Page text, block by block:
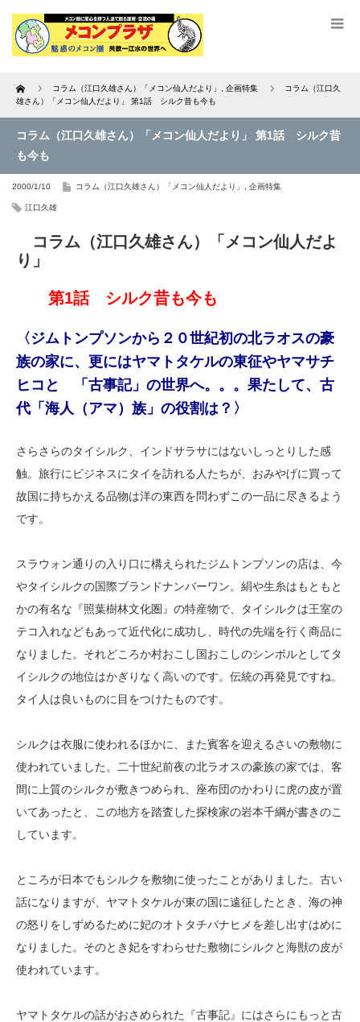
Home コラム（江口久雄さん）「メコン仙人だより」 企画特集
コラム（江口久
雄さん）「メコン仙人だより」 第1話 シルク昔も今も
コラム（江口久雄さん）「メコン仙人だより」 第1話 シルク昔
も今も
2000/1/10 コラム（江口久雄さん）「メコン仙人だより」 企画特集
江口久雄
コラム（江口久雄さん）「メコン仙人だよ
り」
第1話 シルク昔も今も
〈ジムトンプソンから２０世紀初の北ラオスの豪
族の家に、更にはヤマトタケルの東征やヤマサチ
ヒコと 「古事記」の世界へ。。。果たして、古
代「海人（アマ）族」の役割は？〉
さらさらのタイシルク、インドサラサにはないしっとりした感
触。旅行にビジネスにタイを訪れる人たちが、おみやげに買って
故国に持ちかえる品物は洋の東西を問わずこの一品に尽きるよう
です。
スラウォン通りの入り口に構えられたジムトンプソンの店は、今
やタイシルクの国際ブランドナンバーワン。絹や生糸はもともと
かの有名な『照葉樹林文化圏』の特産物で、タイシルクは王室の
テコ入れなどもあって近代化に成功し、時代の先端を行く商品に
なりました。それどころか村おこし国おこしのシンボルとしてタ
イシルクの地位はかぎりなく高いのです。伝統の再発見ですね。
タイ人は良いものに目をつけたものです。
シルクは衣服に使われるほかに、また賓客を迎えるさいの敷物に
使われていました。二十世紀前夜の北ラオスの豪族の家では、客
間に上質のシルクが敷きつめられ、座布団のかわりに虎の皮が置
いてあったと、この地方を踏査した探検家の岩本千綱が書きのこ
しています。
ところが日本でもシルクを敷物に使ったことがありました。古い
話になりますが、ヤマトタケルが東の国に遠征したとき、海の神
の怒りをしずめるために妃のオトタチバナヒメを差し出すはめに
なりました。そのとき妃をすわらせた敷物にシルクと海獣の皮が
使われています。
ヤマトタケルの話がおさめられた『古事記』にはさらにもっと古